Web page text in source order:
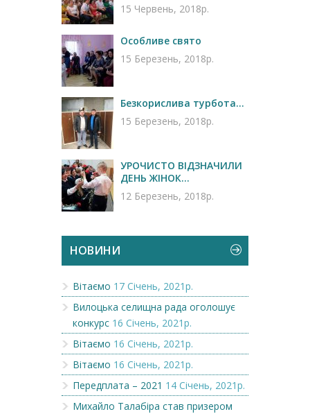
15 Червень, 2018р.
Особливе свято
15 Березень, 2018р.
Безкорислива турбота...
15 Березень, 2018р.
УРОЧИСТО ВІДЗНАЧИЛИ
ДЕНЬ ЖІНОК...
12 Березень, 2018р.
НОВИНИ
Вітаємо 17 Січень, 2021р.
Вилоцька селищна рада оголошує
конкурс 16 Січень, 2021р.
Вітаємо 16 Січень, 2021р.
Вітаємо 16 Січень, 2021р.
Передплата – 2021 14 Січень, 2021р.
Михайло Талабіра став призером